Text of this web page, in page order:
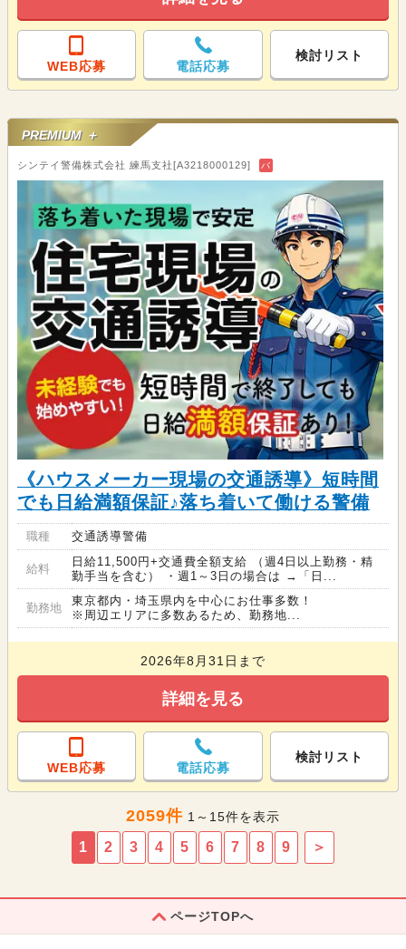
WEB応募 電話応募
検討リスト
PREMIUM ＋
シンテイ警備株式会社 練馬支社[A3218000129] バ
《ハウスメーカー現場の交通誘導》短時間
でも日給満額保証♪落ち着いて働ける警備
職種 交通誘導警備
給料
日給11,500円+交通費全額支給 （週4日以上勤務・精
勤手当を含む） ・週1～3日の場合は →「日...
勤務地
東京都内・埼玉県内を中心にお仕事多数！
※周辺エリアに多数あるため、勤務地...
2026年8月31日まで
詳細を見る
WEB応募 電話応募
検討リスト
2059件 1～15件を表示
1 2 3 4 5 6 7 8 9 ＞
ページTOPへ